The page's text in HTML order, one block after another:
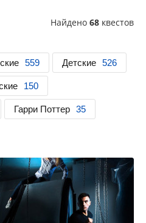
Найдено 68 квестов
559 Детские 526
150
Гарри Поттер 35